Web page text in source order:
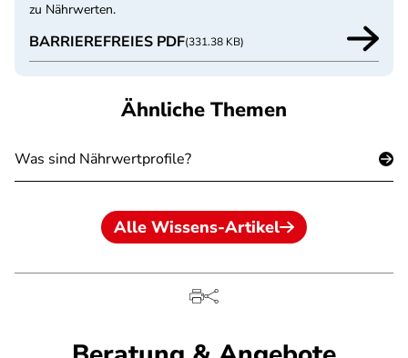
zu Nährwerten.
BARRIEREFREIES PDF(331.38 KB)
Ähnliche Themen
Was sind Nährwertprofile?
Alle Wissens-Artikel